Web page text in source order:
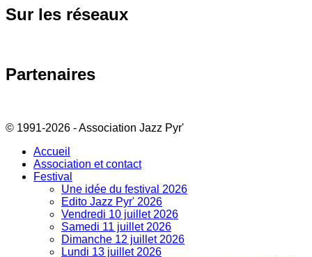
Sur les réseaux
Partenaires
© 1991-2026 - Association Jazz Pyr'
Accueil
Association et contact
Festival
Une idée du festival 2026
Edito Jazz Pyr' 2026
Vendredi 10 juillet 2026
Samedi 11 juillet 2026
Dimanche 12 juillet 2026
Lundi 13 juillet 2026